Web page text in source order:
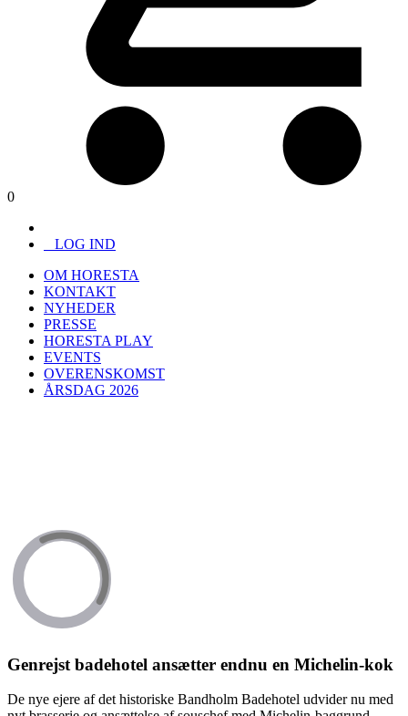
0
LOG IND
OM HORESTA
KONTAKT
NYHEDER
PRESSE
HORESTA PLAY
EVENTS
OVERENSKOMST
ÅRSDAG 2026
Genrejst badehotel ansætter endnu en Michelin-kok
De nye ejere af det historiske Bandholm Badehotel udvider nu med